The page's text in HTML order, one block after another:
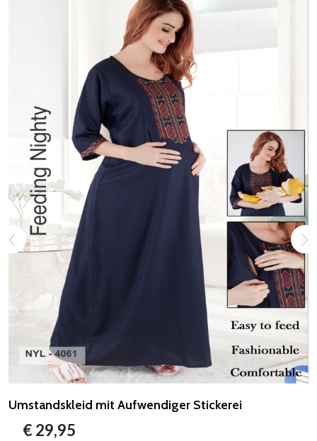
Umstandskleid mit Aufwendiger Stickerei
€ 29,95